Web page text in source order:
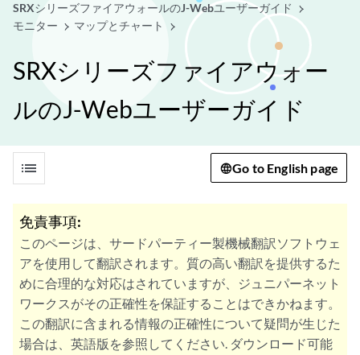
SRXシリーズファイアウォールのJ-Webユーザーガイド
モニター
マップとチャート
SRXシリーズファイアウォー
ルのJ-Webユーザーガイド
list Go to English page
免責事項:
このページは、サードパーティー製機械翻訳ソフトウェ
アを使用して翻訳されます。質の高い翻訳を提供するた
めに合理的な対応はされていますが、ジュニパーネット
ワークスがその正確性を保証することはできかねます。
この翻訳に含まれる情報の正確性について疑問が生じた
場合は、英語版を参照してください. ダウンロード可能